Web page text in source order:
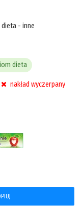
dieta - inne
dieta
nakład wyczerpany